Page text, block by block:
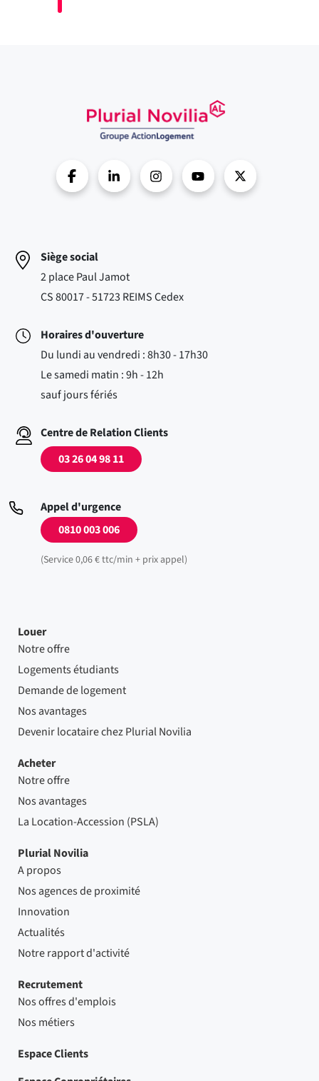
Siège social
2 place Paul Jamot
CS 80017 - 51723 REIMS Cedex
Horaires d'ouverture
Du lundi au vendredi : 8h30 - 17h30
Le samedi matin : 9h - 12h
sauf jours fériés
Centre de Relation Clients
03 26 04 98 11
Appel d'urgence
0810 003 006
(Service 0,06 € ttc/min + prix appel)
Louer
Notre offre
Logements étudiants
Demande de logement
Nos avantages
Devenir locataire chez Plurial Novilia
Acheter
Notre offre
Nos avantages
La Location-Accession (PSLA)
Plurial Novilia
A propos
Nos agences de proximité
Innovation
Actualités
Notre rapport d'activité
Recrutement
Nos offres d'emplois
Nos métiers
Espace Clients